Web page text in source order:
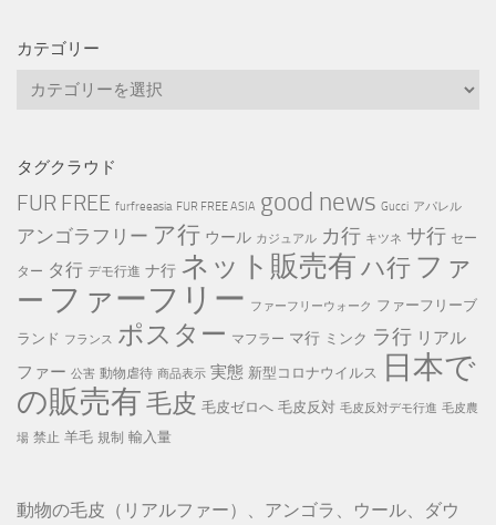
カテゴリー
カ
リ
ー
タグクラウド
FUR FREE furfreeasia FUR FREE ASIA good news Gucci アパレル
アンゴラフリー ア行 ウール カジュアル カ行 キツネ サ行 セー
ター タ行 デモ行進 ナ行 ネット販売有ハ行 ファ
ー ファーフリー ファーフリーウォーク ファーフリーブ
ランド フランス ポスター マフラー マ行 ミンク ラ行 リアル
ファー 公害 動物虐待 商品表示 実態 新型コロナウイルス
日本で
の販売有毛皮 毛皮ゼロへ 毛皮反対 毛皮反対デモ行進 毛皮農
場 禁止 羊毛 規制 輸入量
動物の毛皮（リアルファー）、アンゴラ、ウール、ダウ